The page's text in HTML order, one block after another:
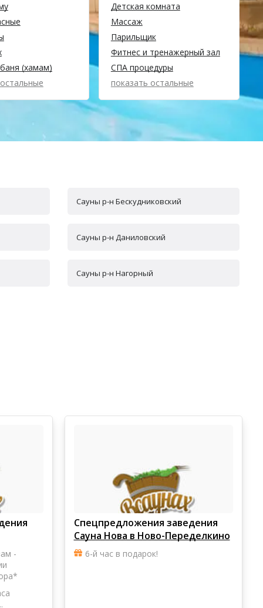
(хамам)
Детская комната
Массаж
Парильщик
Фитнес и тренажерный зал
СПА процедуры
показать остальные
Сауны р-н Бескудниковский
Сауны р-н Даниловский
Сауны р-н Нагорный
-
Спецпредложения заведения
Сауна Нова в Ново-Переделкино
6-й час в подарок!